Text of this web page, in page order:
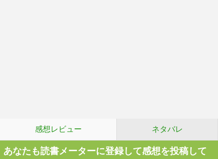
感想レビュー ネタバレ
あなたも読書メーターに登録して感想を投稿して